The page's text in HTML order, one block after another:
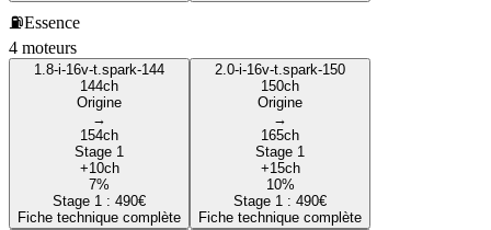
⛽Essence
4 moteurs
1.8-i-16v-t.spark-144
144ch
Origine
→
154ch
Stage 1
+10ch
7%
Stage 1 : 490€
Fiche technique complète
2.0-i-16v-t.spark-150
150ch
Origine
→
165ch
Stage 1
+15ch
10%
Stage 1 : 490€
Fiche technique complète